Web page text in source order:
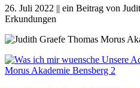
26. Juli 2022 || ein Beitrag von
Erkundungen